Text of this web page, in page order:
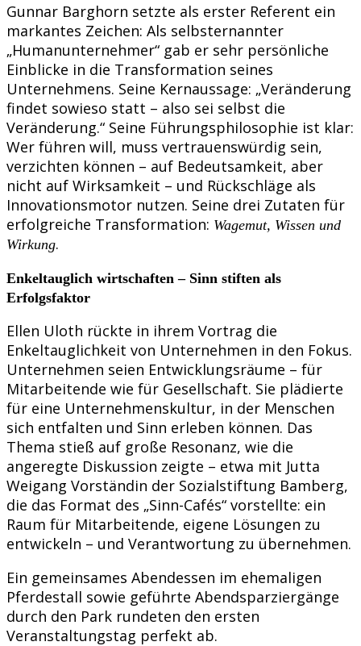
Gunnar Barghorn setzte als erster Referent ein
markantes Zeichen: Als selbsternannter
„Humanunternehmer“ gab er sehr persönliche
Einblicke in die Transformation seines
Unternehmens. Seine Kernaussage: „Veränderung
findet sowieso statt – also sei selbst die
Veränderung.“ Seine Führungsphilosophie ist klar:
Wer führen will, muss vertrauenswürdig sein,
verzichten können – auf Bedeutsamkeit, aber
nicht auf Wirksamkeit – und Rückschläge als
Innovationsmotor nutzen. Seine drei Zutaten für
erfolgreiche Transformation: Wagemut, Wissen und
Wirkung.
Enkeltauglich wirtschaften – Sinn stiften als
Erfolgsfaktor
Ellen Uloth rückte in ihrem Vortrag die
Enkeltauglichkeit von Unternehmen in den Fokus.
Unternehmen seien Entwicklungsräume – für
Mitarbeitende wie für Gesellschaft. Sie plädierte
für eine Unternehmenskultur, in der Menschen
sich entfalten und Sinn erleben können. Das
Thema stieß auf große Resonanz, wie die
angeregte Diskussion zeigte – etwa mit Jutta
Weigang Vorständin der Sozialstiftung Bamberg,
die das Format des „Sinn-Cafés“ vorstellte: ein
Raum für Mitarbeitende, eigene Lösungen zu
entwickeln – und Verantwortung zu übernehmen.
Ein gemeinsames Abendessen im ehemaligen
Pferdestall sowie geführte Abendsparziergänge
durch den Park rundeten den ersten
Veranstaltungstag perfekt ab.